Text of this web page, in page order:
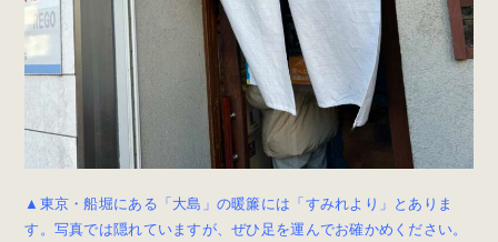
▲東京・船堀にある「大島」の暖簾には「すみれより」とありま
す。写真では隠れていますが、ぜひ足を運んでお確かめください。